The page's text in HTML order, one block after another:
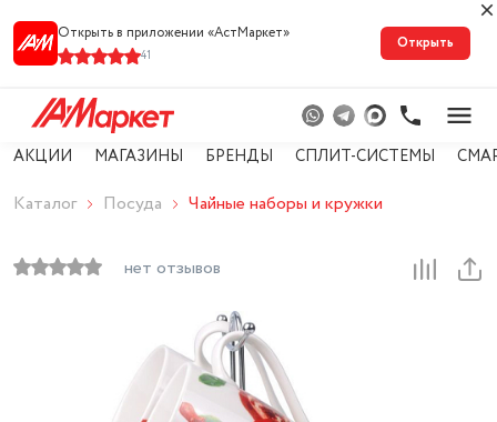
Открыть в приложении «АстМарке‪т‬»
41
Открыть
АКЦИИ МАГАЗИНЫ БРЕНДЫ СПЛИТ-СИСТЕМЫ
Каталог Посуда Чайные наборы и кружки
нет отзывов